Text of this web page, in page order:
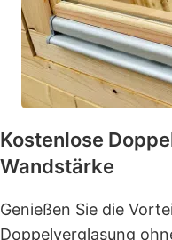
Kostenlose
Wandstärke
Genießen Sie die
Doppelverglasung